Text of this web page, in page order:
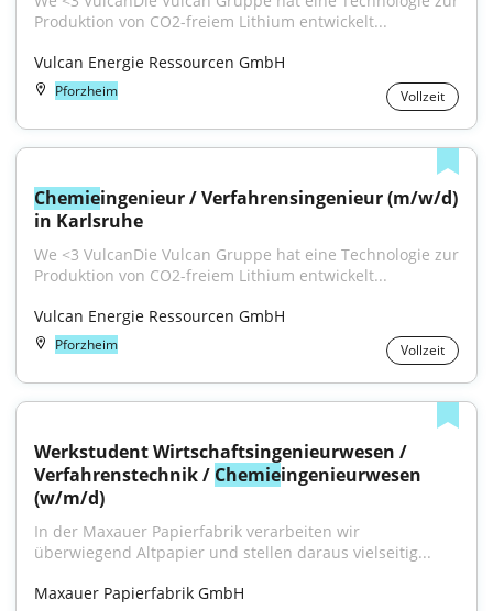
Produktion von CO2-freiem Lithium entwickelt...
Vulcan Energie Ressourcen GmbH
Pforzheim Vollzeit
Chemieingenieur / Verfahrensingenieur (m/w/d)
in Karlsruhe
We <3 VulcanDie Vulcan Gruppe hat eine Technologie zur
Produktion von CO2-freiem Lithium entwickelt...
Vulcan Energie Ressourcen GmbH
Pforzheim Vollzeit
Werkstudent Wirtschaftsingenieurwesen /
Verfahrenstechnik / Chemieingenieurwesen
(w/m/d)
In der Maxauer Papierfabrik verarbeiten wir
überwiegend Altpapier und stellen daraus vielseitig...
Maxauer Papierfabrik GmbH